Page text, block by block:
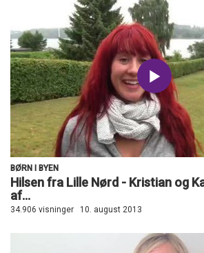
BØRN I BYEN
Hilsen fra Lille Nørd - Kristian og
af...
34.906 visninger 10. august 2013